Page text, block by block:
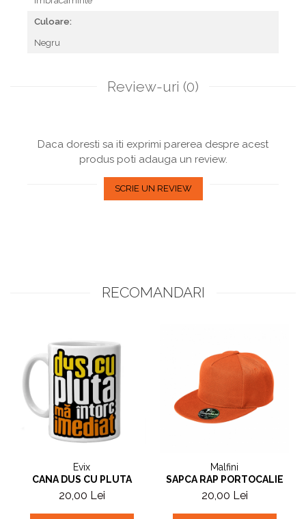
Culoare:
Negru
Review-uri (0)
Daca doresti sa iti exprimi parerea despre acest
produs poti adauga un review.
SCRIE UN REVIEW
RECOMANDARI
Evix
CANA DUS CU PLUTA
20,00 Lei
Malfini
SAPCA RAP PORTOCALIE
20,00 Lei